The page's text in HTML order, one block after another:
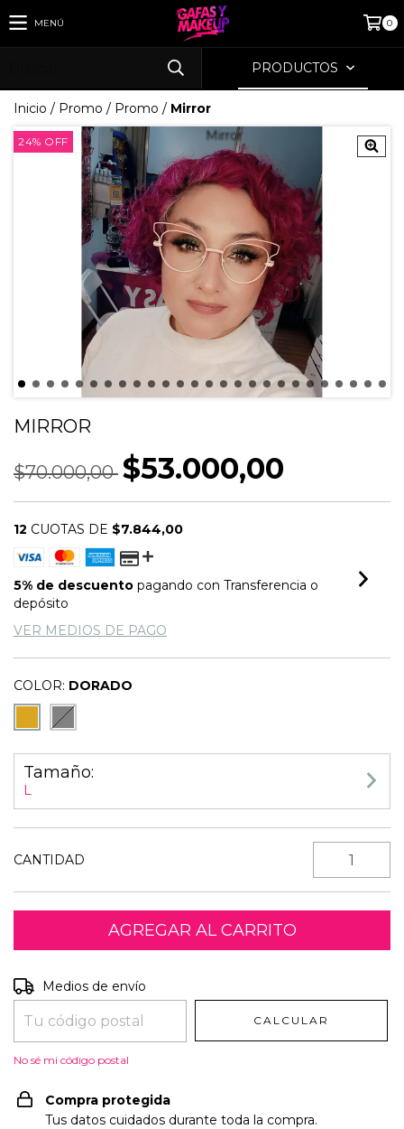
MENÚ 0
PRODUCTOS
Inicio / Promo / Promo / Mirror
24% OFF
MIRROR
$70.000,00 $53.000,00
12 CUOTAS DE $7.844,00
5% de descuento pagando con Transferencia o
depósito
VER MEDIOS DE PAGO
COLOR: DORADO
Tamaño:
L
CANTIDAD
Entregas para el CP:
Medios de envío
CALCULAR
No sé mi código postal
Compra protegida
Tus datos cuidados durante toda la compra.